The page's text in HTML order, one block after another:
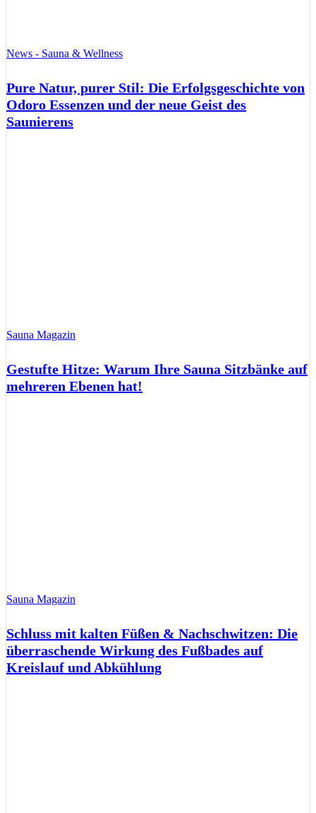
News - Sauna & Wellness
Pure Natur, purer Stil: Die Erfolgsgeschichte von
Odoro Essenzen und der neue Geist des
Saunierens
Sauna Magazin
Gestufte Hitze: Warum Ihre Sauna Sitzbänke auf
mehreren Ebenen hat!
Sauna Magazin
Schluss mit kalten Füßen & Nachschwitzen: Die
überraschende Wirkung des Fußbades auf
Kreislauf und Abkühlung